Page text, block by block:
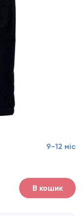
9-12 міс
В кошик